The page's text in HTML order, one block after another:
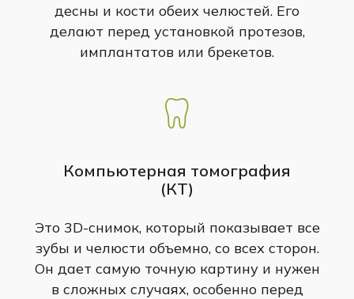
десны и кости обеих челюстей. Его
делают перед установкой протезов,
имплантатов или брекетов.
Компьютерная томография
(КТ)
Это 3D-снимок, который показывает все
зубы и челюсти объемно, со всех сторон.
Он дает самую точную картину и нужен
в сложных случаях, особенно перед